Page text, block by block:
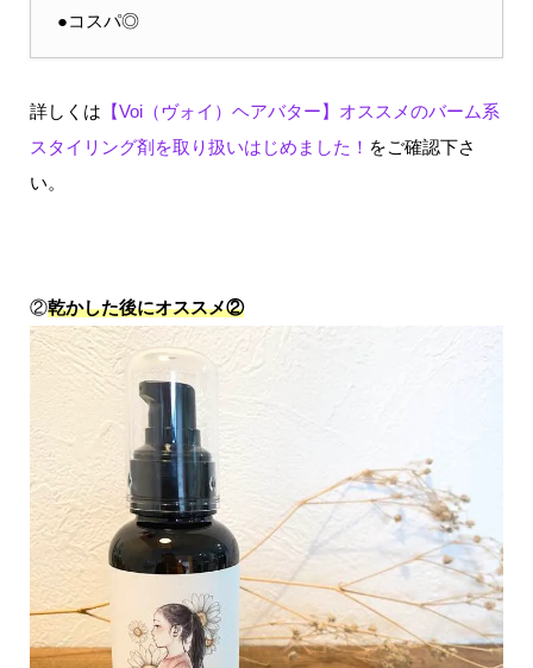
●コスパ◎
詳しくは 【Voi（ヴォイ）ヘアバター】オススメのバーム系
スタイリング剤を取り扱いはじめました！ をご確認下さ
い。
②乾かした後にオススメ②